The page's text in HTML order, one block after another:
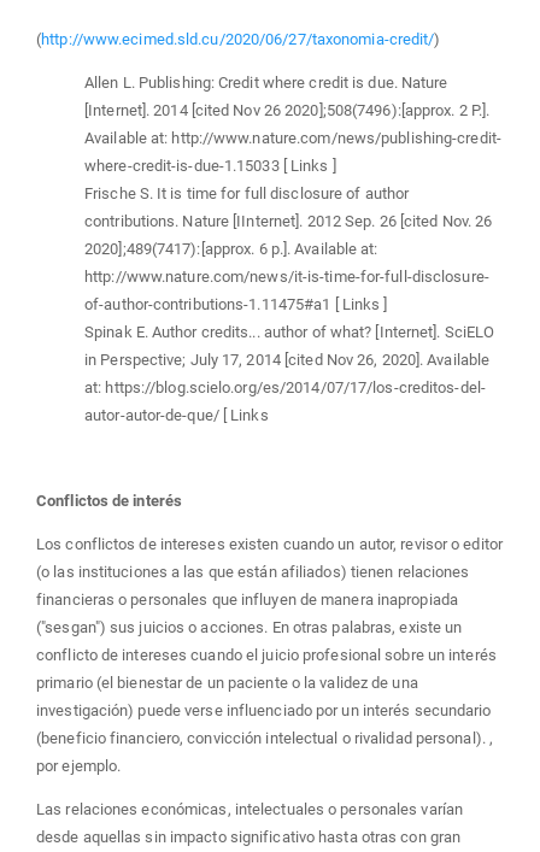
(http://www.ecimed.sld.cu/2020/06/27/taxonomia-credit/)
Allen L. Publishing: Credit where credit is due. Nature
[Internet]. 2014 [cited Nov 26 2020];508(7496):[approx. 2 P.].
Available at: http://www.nature.com/news/publishing-credit-
where-credit-is-due-1.15033 [ Links ]
Frische S. It is time for full disclosure of author
contributions. Nature [IInternet]. 2012 Sep. 26 [cited Nov. 26
2020];489(7417):[approx. 6 p.]. Available at:
http://www.nature.com/news/it-is-time-for-full-disclosure-
of-author-contributions-1.11475#a1 [ Links ]
Spinak E. Author credits... author of what? [Internet]. SciELO
in Perspective; July 17, 2014 [cited Nov 26, 2020]. Available
at: https://blog.scielo.org/es/2014/07/17/los-creditos-del-
autor-autor-de-que/ [ Links
Conflictos de interés
Los conflictos de intereses existen cuando un autor, revisor o editor
(o las instituciones a las que están afiliados) tienen relaciones
financieras o personales que influyen de manera inapropiada
("sesgan") sus juicios o acciones. En otras palabras, existe un
conflicto de intereses cuando el juicio profesional sobre un interés
primario (el bienestar de un paciente o la validez de una
investigación) puede verse influenciado por un interés secundario
(beneficio financiero, convicción intelectual o rivalidad personal). ,
por ejemplo.
Las relaciones económicas, intelectuales o personales varían
desde aquellas sin impacto significativo hasta otras con gran